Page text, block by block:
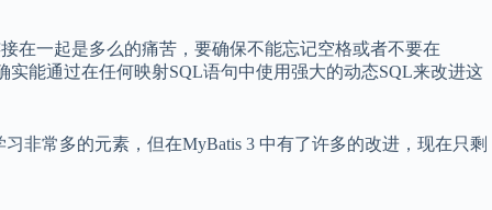
在一起是多么的痛苦，要确保不能忘记空格或者不要在
实能通过在任何映射SQL语句中使用强大的动态SQL来改进这
非常多的元素，但在MyBatis 3 中有了许多的改进，现在只剩